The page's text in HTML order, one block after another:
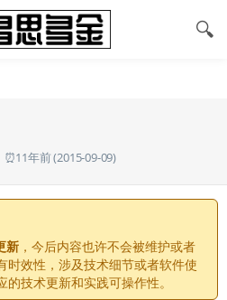
🔍
⏰11年前 (2015-09-09)
新 ，今后内容也许不会被维护或者
时效性，涉及技术细节或者软件使
技术更新和实践可操作性。